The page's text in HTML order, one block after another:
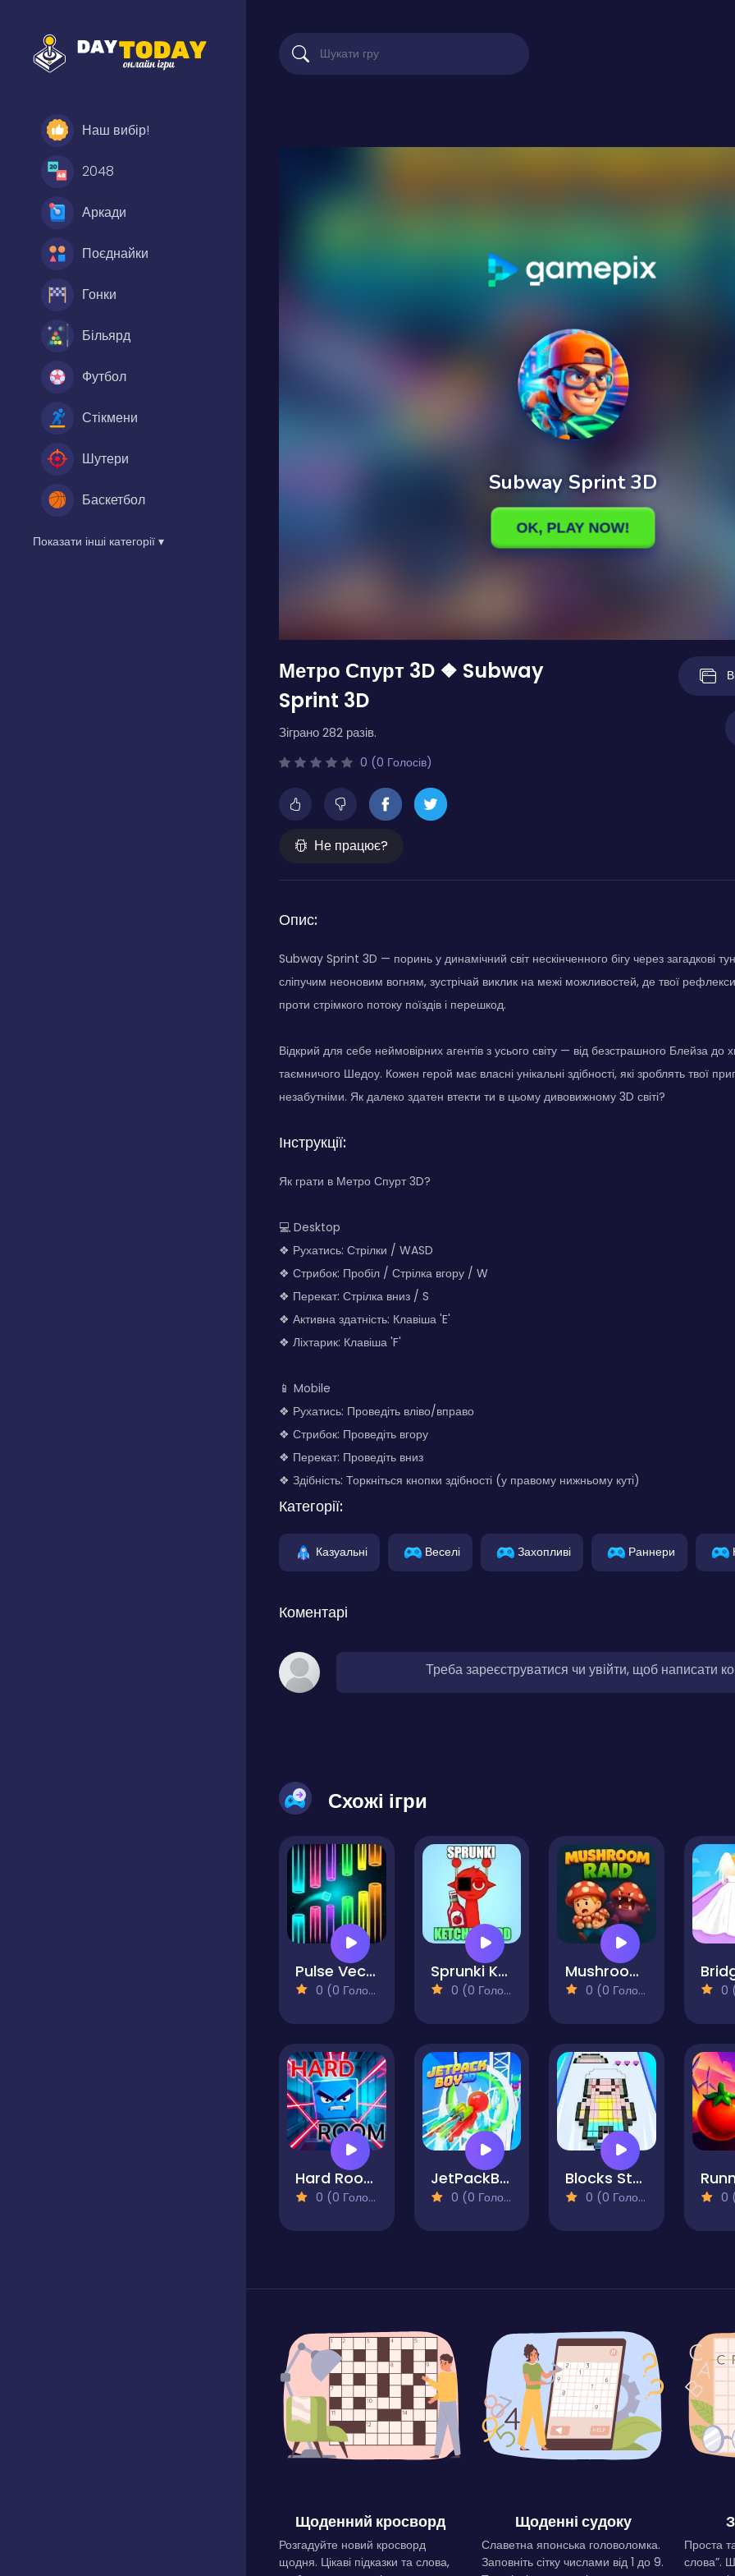
Наш вибір!
2048
Аркади
Поєднайки
Гонки
Більярд
Футбол
Стікмени
Шутери
Баскетбол
Показати інші категорії ▾
Метро Спурт 3D ❖ Subway
Sprint 3D
Зіграно 282 разів.
0 (0 Голосів)
Не працює?
Опис:
Subway Sprint 3D — поринь у динамічний світ нескінченного бігу через загадкові
сліпучим неоновим вогням, зустрічай виклик на межі можливостей, де твої
проти стрімкого потоку поїздів і перешкод.
Відкрий для себе неймовірних агентів з усього світу — від безстрашного Блейза до
таємничого Шедоу. Кожен герой має власні унікальні здібності, які зроблять твої
незабутніми. Як далеко здатен втекти ти в цьому дивовижному 3D світі?
Інструкції:
Як грати в Метро Спурт 3D?
💻 Desktop
❖ Рухатись: Стрілки / WASD
❖ Стрибок: Пробіл / Стрілка вгору / W
❖ Перекат: Стрілка вниз / S
❖ Активна здатність: Клавіша 'E'
❖ Ліхтарик: Клавіша 'F'
📱 Mobile
❖ Рухатись: Проведіть вліво/вправо
❖ Стрибок: Проведіть вгору
❖ Перекат: Проведіть вниз
❖ Здібність: Торкніться кнопки здібності (у правому нижньому куті)
Категорії:
Казуальні Веселі Захопливі Раннери
Коментарі
Треба зареєструватися чи увійти, щоб написати
Схожі ігри
Pulse Vector
0 (0 Голосів)
Sprunki Ketchup Mod
0 (0 Голосів)
Mushroom Raid
0 (0 Голосів) 0
Hard Room Cube
0 (0 Голосів)
JetPackBoy 3D
0 (0 Голосів)
Blocks Stack Rush
0 (0 Голосів) 0
Щоденний кросворд
Розгадуйте новий кросворд
щодня. Цікаві підказки та слова,
Щоденні судоку
Славетна японська головоломка.
Заповніть сітку числами від 1 до 9.
Проста
слова”.